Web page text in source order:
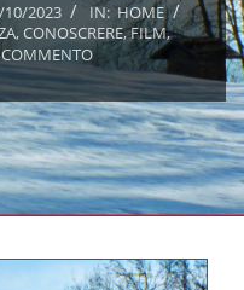
10/2023 IN: HOME
,CONOSCRERE,FILM,